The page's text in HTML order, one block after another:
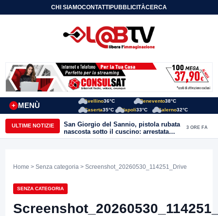
CHI SIAMOCONTATTIPUBBLICITÀCERCA
MENÙ
+
Avellino36°C Benevento38°C
Caserta35°C Napoli33°C Salerno32°C
ULTIME NOTIZIE
San Giorgio del Sannio, pistola rubata
nascosta sotto il cuscino: arrestata
51enne
3 ORE FA
Home > Senza categoria > Screenshot_20260530_114251_Drive
SENZA CATEGORIA